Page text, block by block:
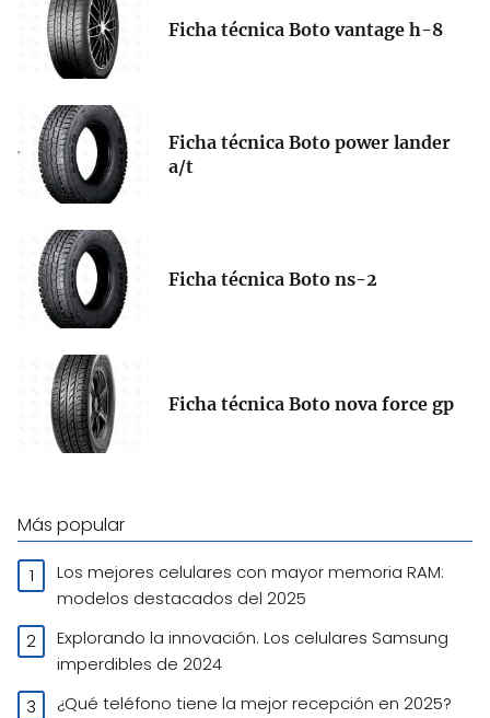
Ficha técnica Boto vantage h-8
Ficha técnica Boto power lander
a/t
Ficha técnica Boto ns-2
Ficha técnica Boto nova force gp
Más popular
Los mejores celulares con mayor memoria RAM:
modelos destacados del 2025
Explorando la innovación. Los celulares Samsung
imperdibles de 2024
¿Qué teléfono tiene la mejor recepción en 2025?